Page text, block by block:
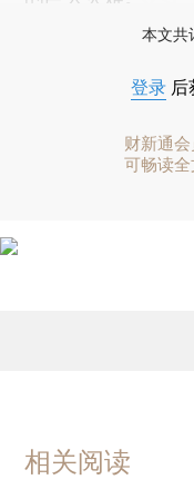
本文共
登录 后
财新通会
可畅读全
相关阅读